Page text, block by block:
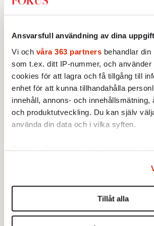
Ansvarsfull användning av dina
Vi och våra 363 partners behandlar din
som t.ex. ditt IP-nummer, och använder
cookies för att lagra och få tillgång till
enhet för att kunna tillhandahålla
innehåll, annons- och innehållsmätning,
och produktutveckling. Du kan själv
använda din data och i vilka syften.
Ta reda på mer om hur dina personliga
Du kan ändra eller dra tillbaka ditt
helst från cookie-förklaringen.
Vi använder enhetsidentifierare för att
Tillåt alla
dog den 25
Journalist var
punkten
14 juni, 84 år
Av: Staffan Heimerson
MINNESORD
Hans Chrunak
Idrottsledaren
Av: Staffan Heimerson
Hon kallades
Margaretha af
och
maj, 87 år
Av: Staffan Heimerson